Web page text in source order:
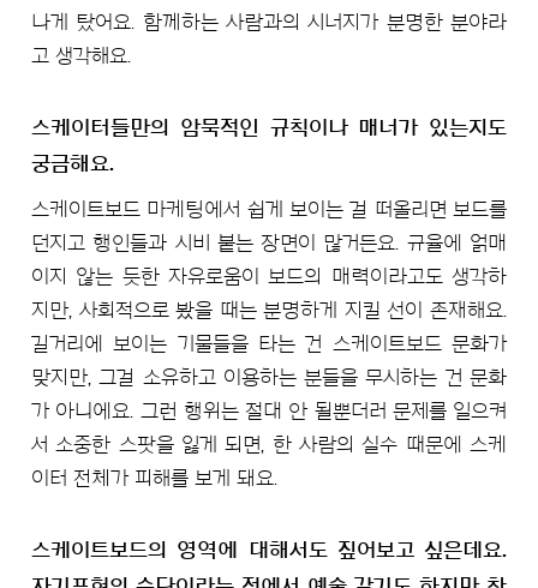
나게 탔어요. 함께하는 사람과의 시너지가 분명한 분야라
고 생각해요.
스케이터들만의 암묵적인 규칙이나 매너가 있는지도
궁금해요.
스케이트보드 마케팅에서 쉽게 보이는 걸 떠올리면 보드를
던지고 행인들과 시비 붙는 장면이 많거든요. 규율에 얽매
이지 않는 듯한 자유로움이 보드의 매력이라고도 생각하
지만, 사회적으로 봤을 때는 분명하게 지킬 선이 존재해요.
길거리에 보이는 기물들을 타는 건 스케이트보드 문화가
맞지만, 그걸 소유하고 이용하는 분들을 무시하는 건 문화
가 아니에요. 그런 행위는 절대 안 될뿐더러 문제를 일으켜
서 소중한 스팟을 잃게 되면, 한 사람의 실수 때문에 스케
이터 전체가 피해를 보게 돼요.
스케이트보드의 영역에 대해서도 짚어보고 싶은데요.